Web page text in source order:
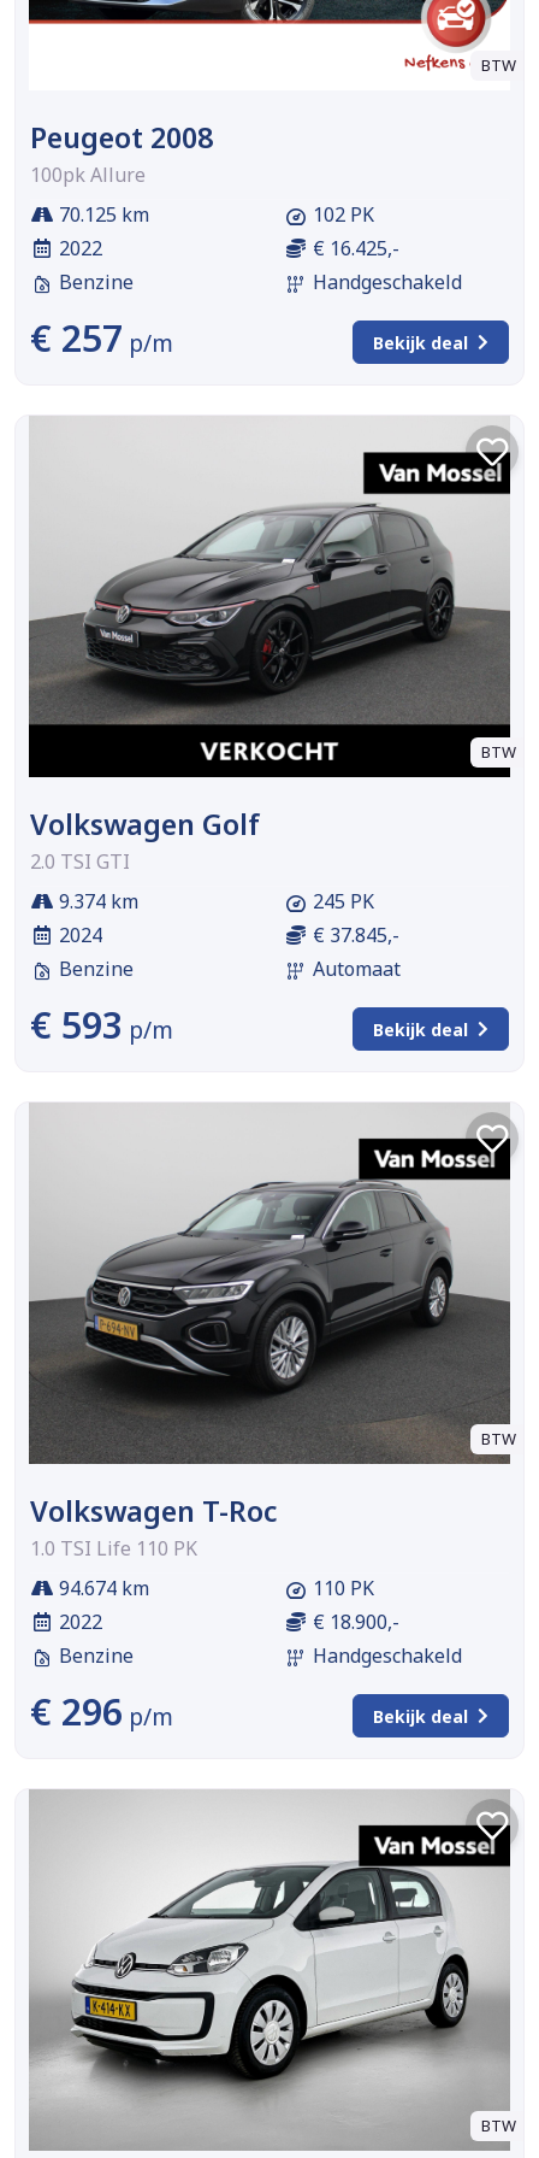
BTW
Peugeot 2008
100pk Allure
70.125 km
2022
Benzine
102 PK
€ 16.425,-
Handgeschakeld
€ 257 p/m Bekijk deal
BTW
Volkswagen Golf
2.0 TSI GTI
9.374 km
2024
Benzine
245 PK
€ 37.845,-
Automaat
€ 593 p/m Bekijk deal
BTW
Volkswagen T-Roc
1.0 TSI Life 110 PK
94.674 km
2022
Benzine
110 PK
€ 18.900,-
Handgeschakeld
€ 296 p/m Bekijk deal
BTW